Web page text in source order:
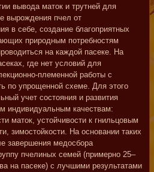
вывода маток и трутней для
вырождения пчел от
в себе, создание благоприятных
природным потребностям
на каждой пасеке. На
где нет условий для
племенной работы с
по упрощенной схеме. Для этого
учет состояния и развития
индивидуальным качествам:
маток, устойчивости к гнильцовым
зимостойкости. На основании таких
завершения медосбора
пчелиных семей (примерно 25–
на пасеке) с лучшими результатами